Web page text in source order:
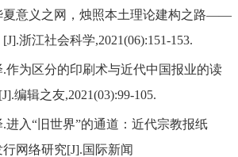
夏意义之网，烛照本土理论建构之路——
浙江社会科学,2021(06):151-153.
作为区分的印刷术与近代中国报业的读
编辑之友,2021(03):99-105.
进入“旧世界”的通道：近代宗教报纸
行网络研究[J].国际新闻